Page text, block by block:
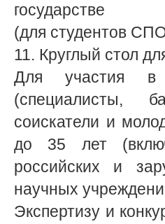
государстве
(для студентов
11. Круглый стол
Для участия в
(специалисты,
соискатели и
до 35 лет
российских и
научных
Экспертизу и